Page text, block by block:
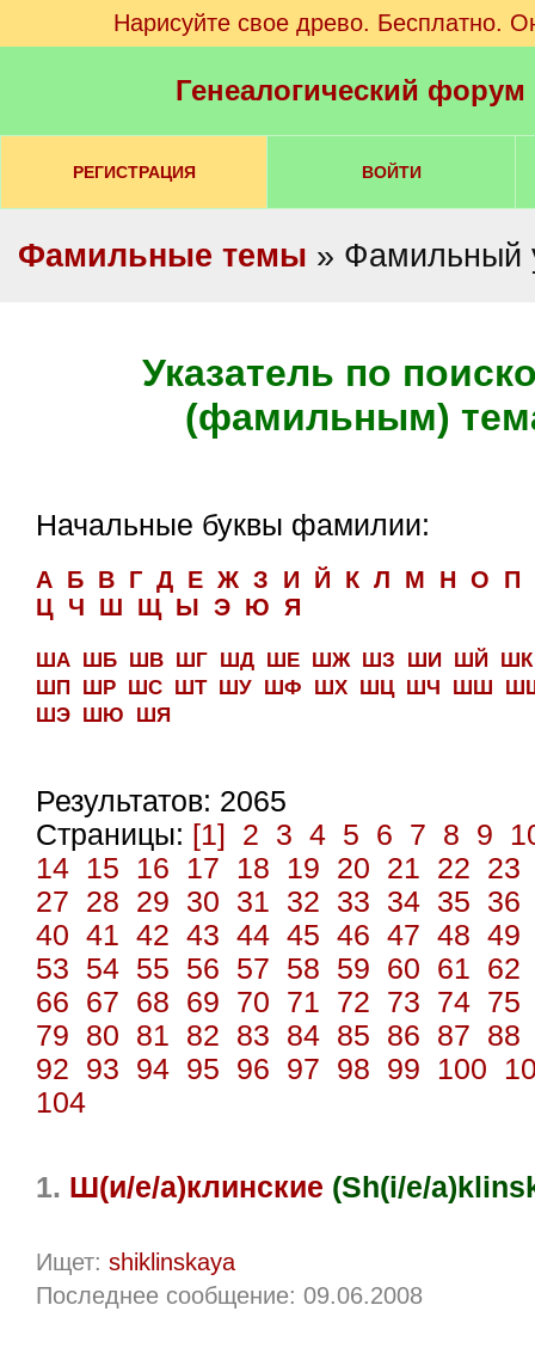
Нарисуйте свое древо. Бесплатно.
Генеалогический
РЕГИСТРАЦИЯ ВОЙТИ
Фамильные темы » Фамильный
Указатель по
(фамильным)
Начальные буквы фамилии:
А Б В Г Д Е Ж З И Й К Л М Н О
П
Ц Ч Ш Щ Ы Э Ю Я
ША ШБ ШВ ШГ ШД ШЕ ШЖ ШЗ ШИ ШЙ
ШК
ШП
ШР ШС ШТ ШУ ШФ ШХ ШЦ ШЧ ШШ
ШЭ
ШЮ ШЯ
Результатов: 2065
Страницы: [1] 2 3 4 5 6 7 8 9
14 15 16 17 18 19 20 21 22 23
27 28 29 30 31 32 33 34 35 36
40 41 42 43 44 45 46 47 48 49
53 54 55 56 57 58 59 60 61 62
66 67 68 69 70 71 72 73 74 75
79 80 81 82 83 84 85 86 87 88
92 93 94 95 96 97 98 99 100
104
1. Ш(и/е/а)клинские (Sh(i/e/
Ищет: shiklinskaya
Последнее сообщение: 09.06.2008